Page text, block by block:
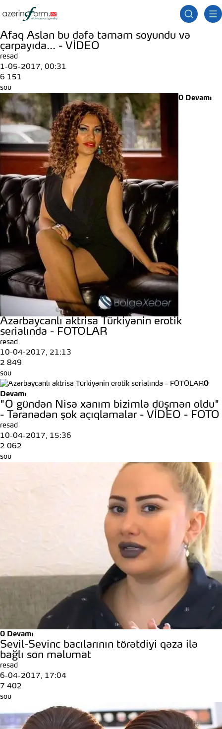
Afaq Aslan bu dəfə tamam soyundu və
çarpayıda... - VİDEO
resad
1-05-2017, 00:31
6 151
sou
0 Devamı
Azərbaycanlı aktrisa Türkiyənin erotik
serialında - FOTOLAR
resad
10-04-2017, 21:13
2 849
sou
0
Devamı
"O gündən Nisə xanım bizimlə düşmən oldu"
- Təranədən şok açıqlamalar - VİDEO - FOTO
resad
10-04-2017, 15:36
2 062
sou
0 Devamı
Sevil-Sevinc bacılarının törətdiyi qəza ilə
bağlı son məlumat
resad
6-04-2017, 17:04
7 402
sou